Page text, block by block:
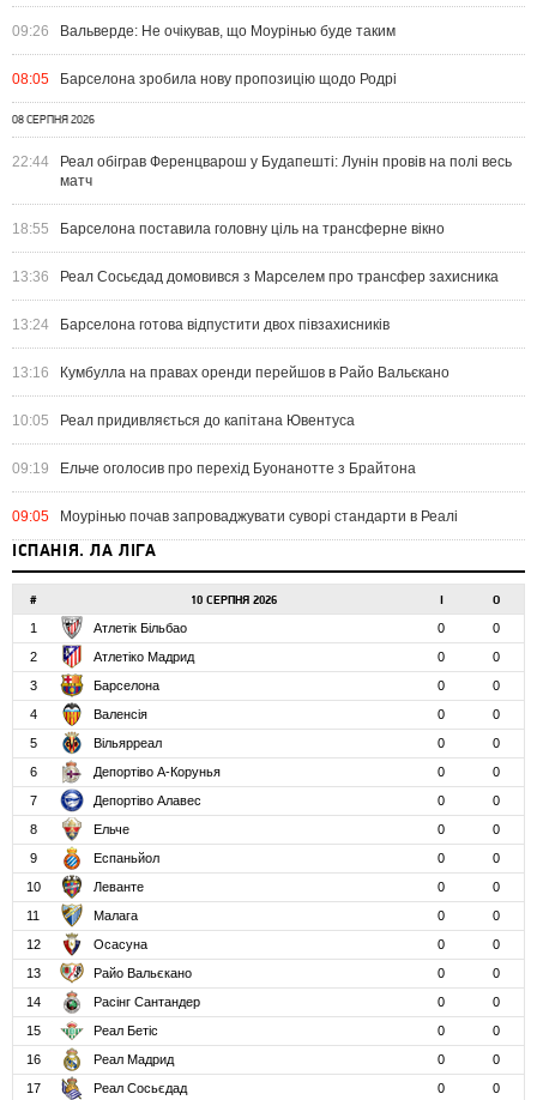
09:26 Вальверде: Не очікував, що Моурінью буде таким
08:05 Барселона зробила нову пропозицію щодо Родрі
08 СЕРПНЯ 2026
22:44
Реал обіграв Ференцварош у Будапешті: Лунін провів на полі весь
матч
18:55 Барселона поставила головну ціль на трансферне вікно
13:36 Реал Сосьєдад домовився з Марселем про трансфер захисника
13:24 Барселона готова відпустити двох півзахисників
13:16 Кумбулла на правах оренди перейшов в Райо Вальєкано
10:05 Реал придивляється до капітана Ювентуса
09:19 Ельче оголосив про перехід Буонанотте з Брайтона
09:05 Моурінью почав запроваджувати суворі стандарти в Реалі
ІСПАНІЯ. ЛА ЛІГА
# 10 СЕРПНЯ 2026 І О
1 Атлетік Більбао 0
0
2
Атлетіко Мадрид 0
0
3
Барселона 0
0
4
Валенсія 0
0
5
Вільярреал 0
0
6
Депортіво А-Корунья 0
0
7
Депортіво Алавес 0
0
8
Ельче 0
0
9
Еспаньйол 0
0
10
Леванте 0
0
11
Малага 0
0
12
Осасуна 0
0
13
Райо Вальєкано 0
0
14
Расінг Сантандер 0
0
15
Реал Бетіс 0
0
16
Реал Мадрид 0
0
17
Реал Сосьєдад 0
0